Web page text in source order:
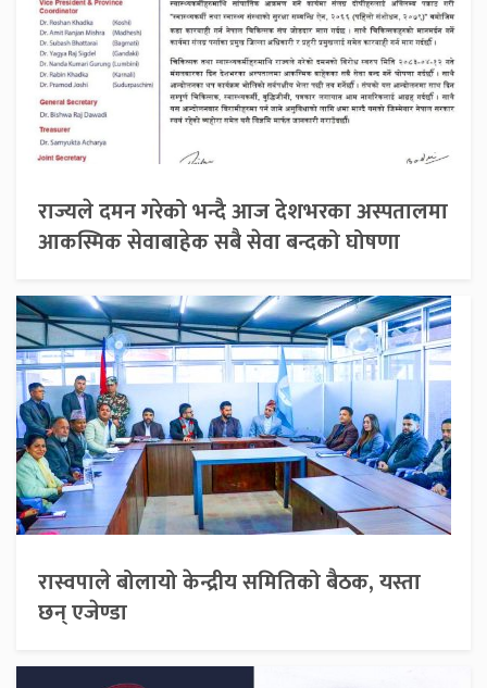
राज्यले दमन गरेको भन्दै आज देशभरका अस्पतालमा
आकस्मिक सेवाबाहेक सबै सेवा बन्दको घोषणा
रास्वपाले बोलायो केन्द्रीय समितिको बैठक, यस्ता
छन् एजेण्डा